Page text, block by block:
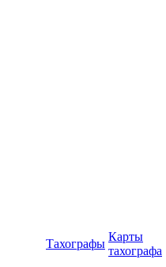
Тахографы
Карты
тахографа